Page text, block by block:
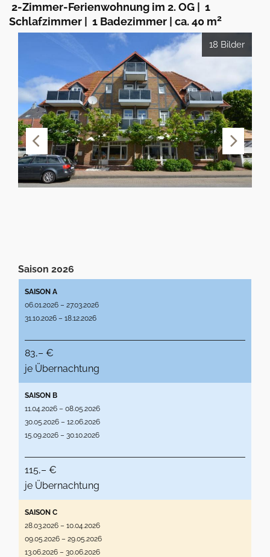
2-Zimmer-Ferienwohnung im 2. OG
1
Schlafzimmer
1 Badezimmer ca. 40 m2
18 Bilder
Saison 2026
SAISON A
06.01.2026 – 27.03.2026
31.10.2026 – 18.12.2026
83,– €
je Übernachtung
SAISON B
11.04.2026 – 08.05.2026
30.05.2026 – 12.06.2026
15.09.2026 – 30.10.2026
115,– €
je Übernachtung
SAISON C
28.03.2026 – 10.04.2026
09.05.2026 – 29.05.2026
13.06.2026 – 30.06.2026